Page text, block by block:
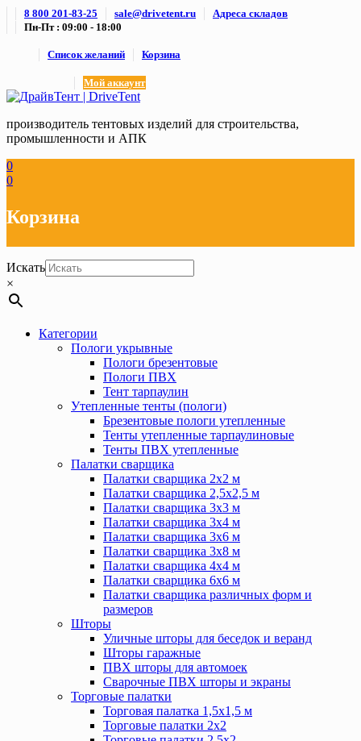
Skip8 800 201-83-25 sale@drivetent.ru
Адреса складов
Пн-Пт : 09:00 - 18:00
Список желаний Корзина
Мой аккаунт
производитель тентовых изделий для строительства,
промышленности и АПК
0
0
Корзина
Искать
×
Категории
Пологи укрывные
Пологи брезентовые
Пологи ПВХ
Тент тарпаулин
Утепленные тенты (пологи)
Брезентовые пологи утепленные
Тенты утепленные тарпаулиновые
Тенты ПВХ утепленные
Палатки сварщика
Палатки сварщика 2х2 м
Палатки сварщика 2,5х2,5 м
Палатки сварщика 3х3 м
Палатки сварщика 3х4 м
Палатки сварщика 3х6 м
Палатки сварщика 3х8 м
Палатки сварщика 4х4 м
Палатки сварщика 6х6 м
Палатки сварщика различных форм и
размеров
Шторы
Уличные шторы для беседок и веранд
Шторы гаражные
ПВХ шторы для автомоек
Сварочные ПВХ шторы и экраны
Торговые палатки
Торговая палатка 1,5х1,5 м
Торговые палатки 2х2